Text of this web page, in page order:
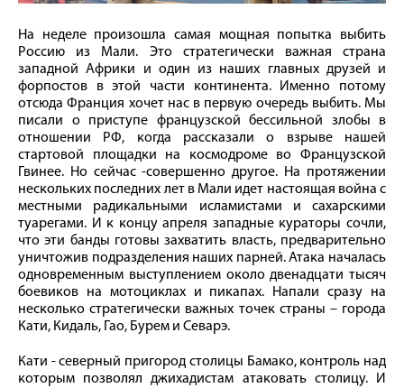
На неделе произошла самая мощная попытка выбить
Россию из Мали. Это стратегически важная страна
западной Африки и один из наших главных друзей и
форпостов в этой части континента. Именно потому
отсюда Франция хочет нас в первую очередь выбить. Мы
писали о приступе французской бессильной злобы в
отношении РФ, когда рассказали о взрыве нашей
стартовой площадки на космодроме во Французской
Гвинее. Но сейчас -совершенно другое. На протяжении
нескольких последних лет в Мали идет настоящая война с
местными радикальными исламистами и сахарскими
туарегами. И к концу апреля западные кураторы сочли,
что эти банды готовы захватить власть, предварительно
уничтожив подразделения наших парней. Атака началась
одновременным выступлением около двенадцати тысяч
боевиков на мотоциклах и пикапах. Напали сразу на
несколько стратегически важных точек страны – города
Кати, Кидаль, Гао, Бурем и Севарэ.
Кати - северный пригород столицы Бамако, контроль над
которым позволял джихадистам атаковать столицу. И